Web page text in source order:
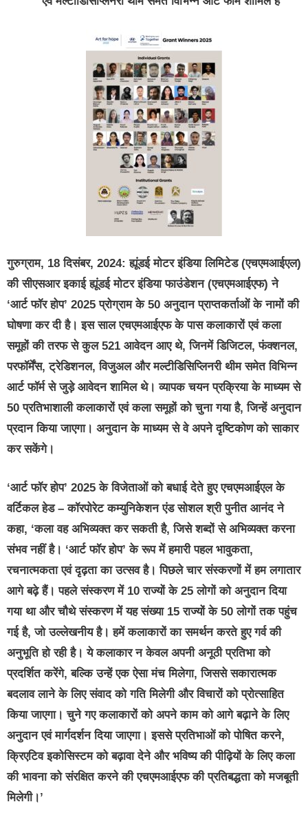
गुरुग्राम, 18 दिसंबर, 2024:ह्यूंडई मोटर इंडिया लिमिटेड (एचएमआईएल)
की सीएसआर इकाई ह्यूंडई मोटर इंडिया फाउंडेशन (एचएमआईएफ) ने
‘आर्ट फॉर होप’ 2025 प्रोग्राम के 50 अनुदान प्राप्तकर्ताओं के नामों की
घोषणा कर दी है। इस साल एचएमआईएफ के पास कलाकारों एवं कला
समूहों की तरफ से कुल 521 आवेदन आए थे, जिनमें डिजिटल, फंक्शनल,
परफॉर्मेंस, ट्रेडिशनल, विजुअल और मल्टीडिसिप्लिनरी थीम समेत विभिन्न
आर्ट फॉर्म से जुड़े आवेदन शामिल थे। व्यापक चयन प्रक्रिया के माध्यम से
50 प्रतिभाशाली कलाकारों एवं कला समूहों को चुना गया है, जिन्हें अनुदान
प्रदान किया जाएगा। अनुदान के माध्यम से वे अपने दृष्टिकोण को साकार
कर सकेंगे।
‘आर्ट फॉर होप’ 2025 के विजेताओं को बधाई देते हुए एचएमआईएल के
वर्टिकल हेड – कॉरपोरेट कम्युनिकेशन एंड सोशल श्री पुनीत आनंद ने
कहा, ‘कला वह अभिव्यक्त कर सकती है, जिसे शब्दों से अभिव्यक्त करना
संभव नहीं है। ‘आर्ट फॉर होप’ के रूप में हमारी पहल भावुकता,
रचनात्मकता एवं दृढ़ता का उत्सव है। पिछले चार संस्करणों में हम लगातार
आगे बढ़े हैं। पहले संस्करण में 10 राज्यों के 25 लोगों को अनुदान दिया
गया था और चौथे संस्करण में यह संख्या 15 राज्यों के 50 लोगों तक पहुंच
गई है, जो उल्लेखनीय है। हमें कलाकारों का समर्थन करते हुए गर्व की
अनुभूति हो रही है। ये कलाकार न केवल अपनी अनूठी प्रतिभा को
प्रदर्शित करेंगे, बल्कि उन्हें एक ऐसा मंच मिलेगा, जिससे सकारात्मक
बदलाव लाने के लिए संवाद को गति मिलेगी और विचारों को प्रोत्साहित
किया जाएगा। चुने गए कलाकारों को अपने काम को आगे बढ़ाने के लिए
अनुदान एवं मार्गदर्शन दिया जाएगा। इससे प्रतिभाओं को पोषित करने,
क्रिएटिव इकोसिस्टम को बढ़ावा देने और भविष्य की पीढ़ियों के लिए कला
की भावना को संरक्षित करने की एचएमआईएफ की प्रतिबद्धता को मजबूती
मिलेगी।’